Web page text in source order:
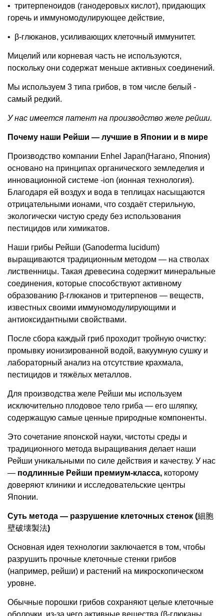
• тритерпеноидов (ганодеровых кислот), придающих
горечь и иммуномодулирующее действие,
• β-глюканов, усиливающих клеточный иммунитет.
Мицелий или корневая часть не используются,
поскольку они содержат меньше активных соединений.
Мы используем 3 типа грибов, в том числе белый -
самый редкий.
У нас имеется патент на производство желе рейши.
Почему наши Рейши — лучшие в Японии и в мире
Производство компании Enhel Japan(Нагано, Япония)
основано на принципах органического земледелия и
инновационной системе -ion (ионная технология).
Благодаря ей воздух и вода в теплицах насыщаются
отрицательными ионами, что создаёт стерильную,
экологически чистую среду без использования
пестицидов или химикатов.
Наши грибы Рейши (Ganoderma lucidum)
выращиваются традиционным методом — на стволах
лиственницы. Такая древесина содержит минеральные
соединения, которые способствуют активному
образованию β-глюканов и тритерпенов — веществ,
известных своими иммуномодулирующими и
антиоксидантными свойствами.
После сбора каждый гриб проходит тройную очистку:
промывку ионизированной водой, вакуумную сушку и
лабораторный анализ на отсутствие крахмала,
пестицидов и тяжёлых металлов.
Для производства желе Рейши мы используем
исключительно плодовое тело гриба — его шляпку,
содержащую самые ценные природные компоненты.
Это сочетание японской науки, чистоты среды и
традиционного метода выращивания делает наши
Рейши уникальными по силе действия и качеству. У нас
— подлинные Рейши премиум-класса, которому
доверяют клиники и исследовательские центры
Японии.
Суть метода — разрушение клеточных стенок (細胞
壁破壊製法)
Основная идея технологии заключается в том, чтобы
разрушить прочные клеточные стенки грибов
(например, рейши) и растений на микроскопическом
уровне.
Обычные порошки грибов сохраняют целые клеточные